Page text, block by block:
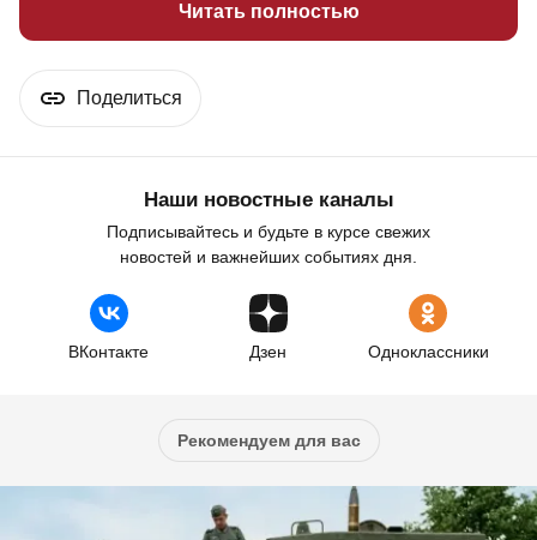
Читать полностью
Поделиться
Наши новостные каналы
Подписывайтесь и будьте в курсе свежих
новостей и важнейших событиях дня.
ВКонтакте Дзен Одноклассники
Рекомендуем для вас